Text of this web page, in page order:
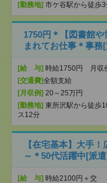
[勤務地] 市ケ谷駅から徒歩
1750円＊【図書館
まれてお仕事＊事務
[給 与] 時給1750円 月収
[交通費]全額支給
[月収例] 20～25万円
[勤務地] 東所沢駅から徒歩
ス12分
【在宅基本】大手
～＊50代活躍中[派
[給 与] 時給2100円＋交